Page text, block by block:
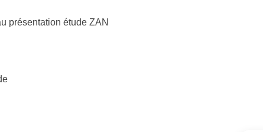
présentation étude ZAN